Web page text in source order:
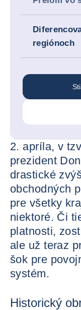
regiónoch
2. apríla, v
prezident
drastické
obchodných
pre všetky
niektoré. Či
platnosti,
ale už teraz
šok pre
systém.
Historický